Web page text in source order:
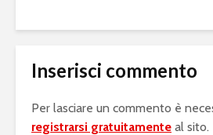
Inserisci commento
Per lasciare un commento è
registrarsi gratuitamente al sito.